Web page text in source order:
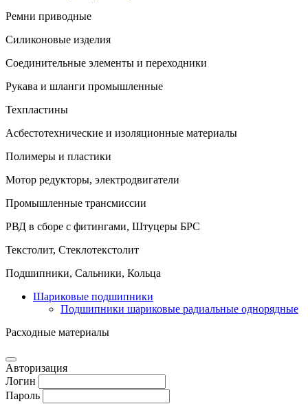
Ремни приводные
Силиконовые изделия
Соединительные элементы и переходники
Рукава и шланги промышленные
Техпластины
Асбестотехнические и изоляционные материалы
Полимеры и пластики
Мотор редукторы, электродвигатели
Промышленные трансмиссии
РВД в сборе с фитингами, Штуцеры БРС
Текстолит, Стеклотекстолит
Подшипники, Сальники, Кольца
Шариковые подшипники
Подшипники шариковые радиальные однорядные
Расходные материалы
Авторизация
Логин
Пароль